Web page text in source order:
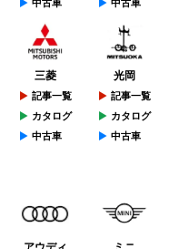
三菱
記事一覧
カタログ
中古車
光岡
記事一覧
カタログ
中古車
アウディ ミニ